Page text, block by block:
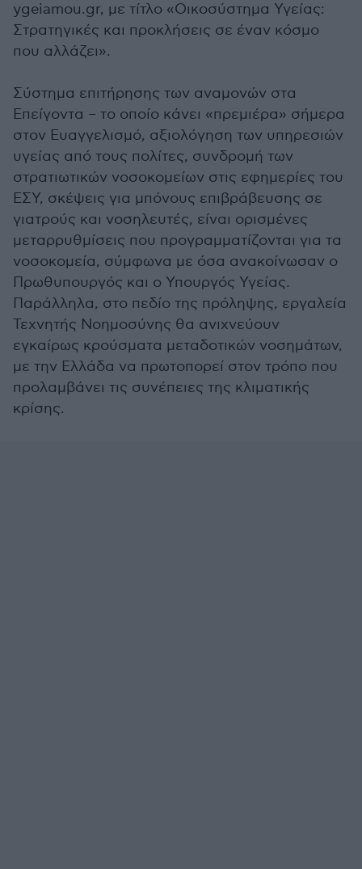
ygeiamou.gr, με τίτλο «Οικοσύστημα Υγείας:
Στρατηγικές και προκλήσεις σε έναν κόσμο
που αλλάζει».
Σύστημα επιτήρησης των αναμονών στα
Επείγοντα – το οποίο κάνει «πρεμιέρα» σήμερα
στον Ευαγγελισμό, αξιολόγηση των υπηρεσιών
υγείας από τους πολίτες, συνδρομή των
στρατιωτικών νοσοκομείων στις εφημερίες του
ΕΣΥ, σκέψεις για μπόνους επιβράβευσης σε
γιατρούς και νοσηλευτές, είναι ορισμένες
μεταρρυθμίσεις που προγραμματίζονται για τα
νοσοκομεία, σύμφωνα με όσα ανακοίνωσαν ο
Πρωθυπουργός και ο Υπουργός Υγείας.
Παράλληλα, στο πεδίο της πρόληψης, εργαλεία
Τεχνητής Νοημοσύνης θα ανιχνεύουν
εγκαίρως κρούσματα μεταδοτικών νοσημάτων,
με την Ελλάδα να πρωτοπορεί στον τρόπο που
προλαμβάνει τις συνέπειες της κλιματικής
κρίσης.